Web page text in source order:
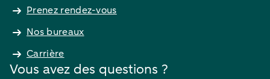
Prenez rendez-vous
Nos bureaux
Carrière
Vous avez des questions ?